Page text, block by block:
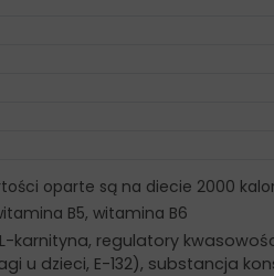
oparte są na diecie 2000
B5, witamina B6
karnityna, regulatory
u dzieci, E-132), substancja